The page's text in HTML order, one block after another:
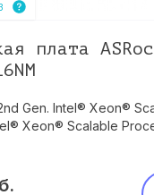
плата
Gen. Intel® Xeon®
Xeon® Scalable